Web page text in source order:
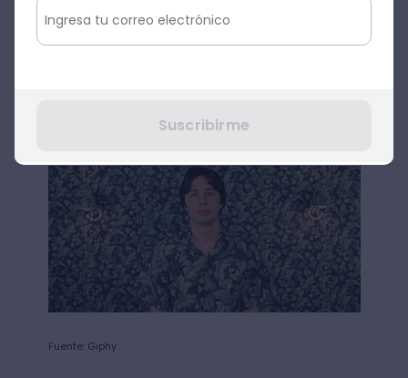
es la publicidad nativa, pero ¿qué te
parece si damos una definición? La
generar mayor confianza.
Fuente: Giphy
Suscribirme